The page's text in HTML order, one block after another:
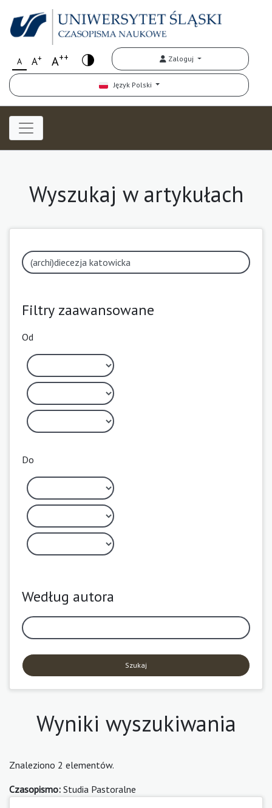
A A+ A++ Zaloguj
Język Polski
Wyszukaj w artykułach
Filtry zaawansowane
Od
Do
Według autora
Szukaj
Wyniki wyszukiwania
Znaleziono 2 elementów.
Czasopismo: Studia Pastoralne